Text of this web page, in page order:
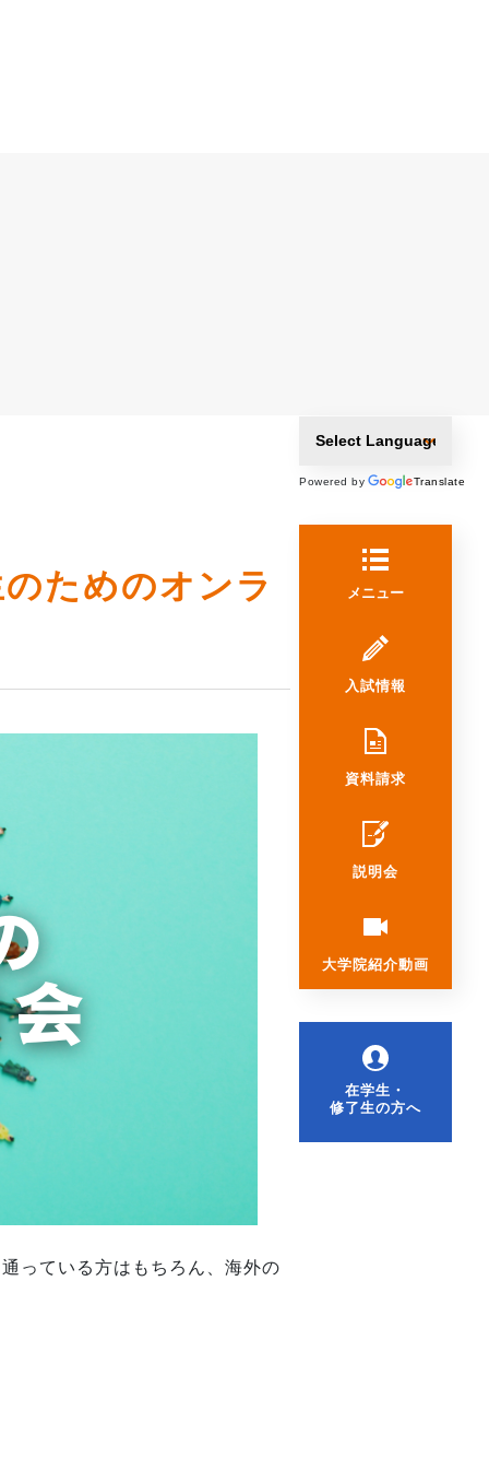
Powered by Translate
メニュー
入試情報
資料請求
説明会
大学院紹介動画
在学生・
修了生の方へ
ためのオンラ
っている方はもちろん、海外の